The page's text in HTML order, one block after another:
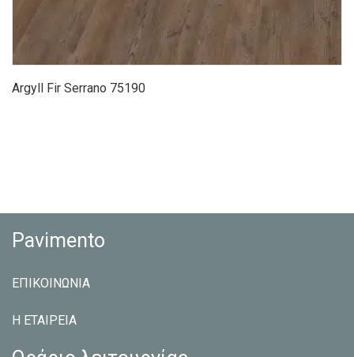
Argyll Fir Serrano 75190
Pavimento
ΕΠΙΚΟΙΝΩΝΙΑ
Η ΕΤΑΙΡEΙΑ